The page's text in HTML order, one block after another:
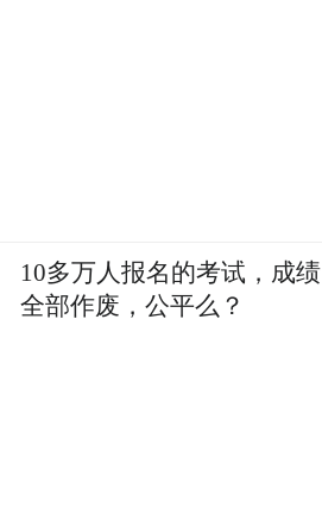
10多万人报名的考试，成绩
全部作废，公平么？